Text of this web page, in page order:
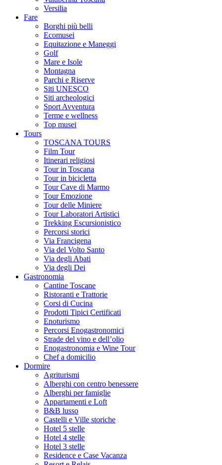
Versilia
Fare
Borghi più belli
Ecomusei
Equitazione e Maneggi
Golf
Mare e Isole
Montagna
Parchi e Riserve
Siti UNESCO
Siti archeologici
Sport Avventura
Terme e wellness
Top musei
Tours
TOSCANA TOURS
Film Tour
Itinerari religiosi
Tour in Toscana
Tour in bicicletta
Tour Cave di Marmo
Tour Emozione
Tour delle Miniere
Tour Laboratori Artistici
Trekking Escursionistico
Percorsi storici
Via Francigena
Via del Volto Santo
Via degli Abati
Via degli Dei
Gastronomia
Cantine Toscane
Ristoranti e Trattorie
Corsi di Cucina
Prodotti Tipici Certificati
Enoturismo
Percorsi Enogastronomici
Strade del vino e dell’olio
Enogastronomia e Wine Tour
Chef a domicilio
Dormire
Agriturismi
Alberghi con centro benessere
Alberghi per famiglie
Appartamenti e Loft
B&B lusso
Castelli e Ville storiche
Hotel 5 stelle
Hotel 4 stelle
Hotel 3 stelle
Residence e Case Vacanza